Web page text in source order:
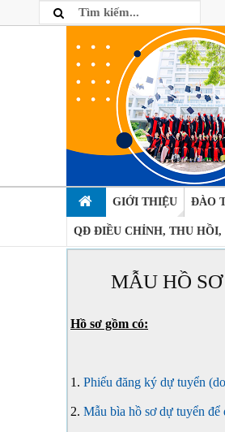
GIỚI THIỆU ĐÀO
QĐ ĐIỀU CHỈNH, THU HỒI,
MẪU HỒ
Hồ sơ gồm có:
1. Phiếu đăng ký dự tuyển
2. Mẫu bìa hồ sơ dự tuyển